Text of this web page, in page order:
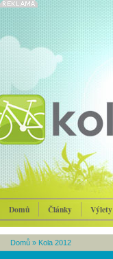
Domů Články Výlety
Domů » Kola 2012